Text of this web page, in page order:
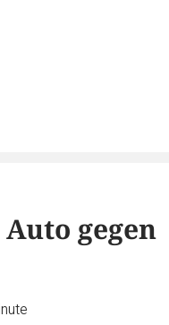
gegen